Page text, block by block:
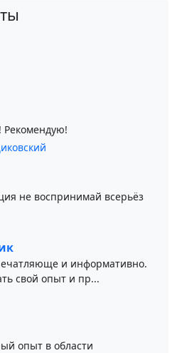
не воспринимай всерьёз
и информативно.
свой опыт и пр...
опыт в области